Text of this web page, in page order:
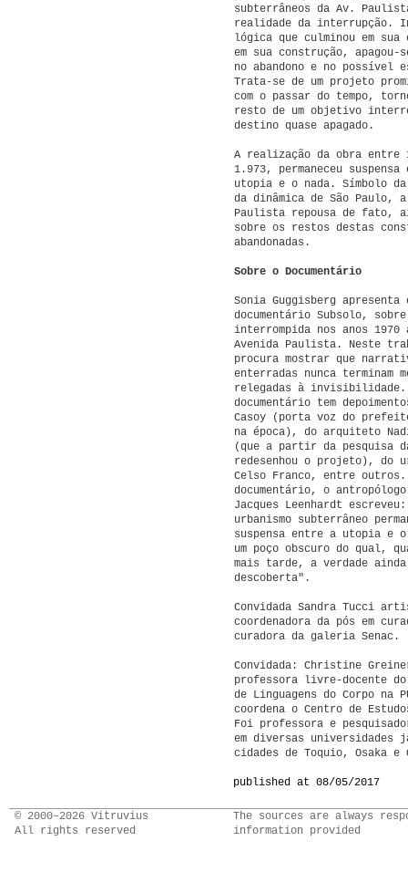
subterrâneos da Av.
realidade da interrupção.
lógica que culminou em sua
em sua construção,
no abandono e no possível
Trata-se de um projeto
com o passar do tempo,
resto de um objetivo
destino quase apagado.
A realização da obra entre
1.973, permaneceu
utopia e o nada. Símbolo
da dinâmica de São Paulo,
Paulista repousa de fato,
sobre os restos destas
abandonadas.
Sobre o Documentário
Sonia Guggisberg apresenta
documentário Subsolo,
interrompida nos anos 1970
Avenida Paulista. Neste
procura mostrar que
enterradas nunca terminam
relegadas à invisibilidade.
documentário tem
Casoy (porta voz do
na época), do arquiteto
(que a partir da pesquisa
redesenhou o projeto), do
Celso Franco, entre outros.
documentário, o
Jacques Leenhardt
urbanismo subterrâneo
suspensa entre a utopia e o
um poço obscuro do qual,
mais tarde, a verdade
descoberta".
Convidada Sandra Tucci
coordenadora da pós em
curadora da galeria
Convidada: Christine
professora livre-docente do
de Linguagens do Corpo na
coordena o Centro de
Foi professora e
em diversas universidades
cidades de Toquio, Osaka e
published at 08/05/2017
© 2000–2026 Vitruvius
All rights reserved
The sources are always
information provided